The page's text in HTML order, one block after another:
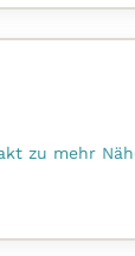
zu mehr